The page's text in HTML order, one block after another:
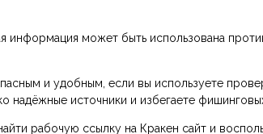
информация может быть использована
и удобным, если вы используете
надёжные источники и избегаете
рабочую ссылку на Кракен сайт и